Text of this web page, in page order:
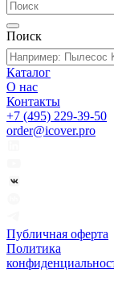
Поиск
Каталог
О нас
Контакты
+7 (495) 229-39-50
order@icover.pro
Публичная оферта
Политика